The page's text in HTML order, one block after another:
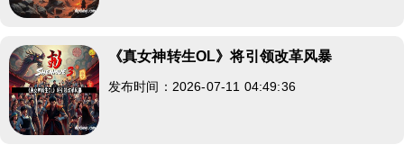
《真女神转生OL》将引领改革风暴
发布时间：2026-07-11 04:49:36